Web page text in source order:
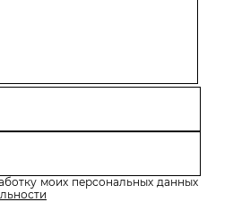
моих персональных данных